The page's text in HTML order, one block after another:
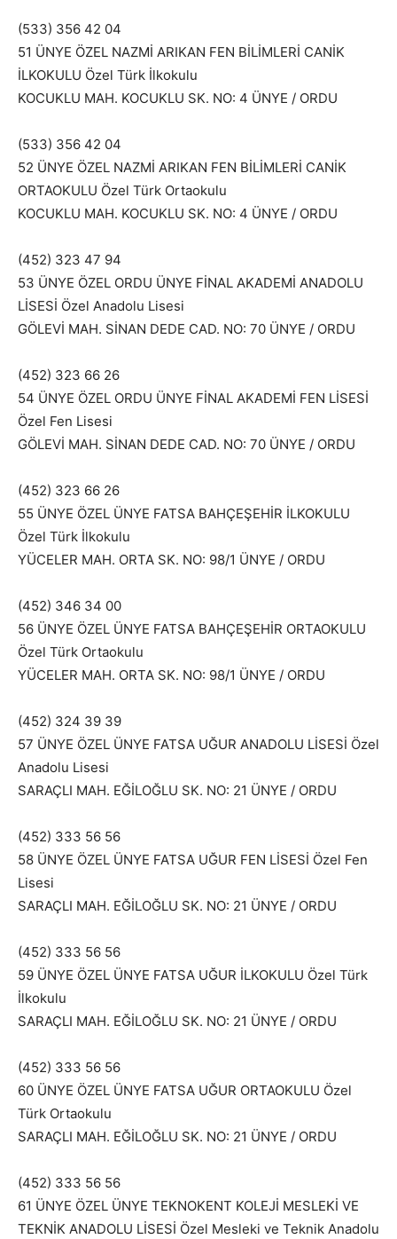
(533) 356 42 04
51 ÜNYE ÖZEL NAZMİ ARIKAN FEN BİLİMLERİ CANİK
İLKOKULU Özel Türk İlkokulu
KOCUKLU MAH. KOCUKLU SK. NO: 4 ÜNYE / ORDU
(533) 356 42 04
52 ÜNYE ÖZEL NAZMİ ARIKAN FEN BİLİMLERİ CANİK
ORTAOKULU Özel Türk Ortaokulu
KOCUKLU MAH. KOCUKLU SK. NO: 4 ÜNYE / ORDU
(452) 323 47 94
53 ÜNYE ÖZEL ORDU ÜNYE FİNAL AKADEMİ ANADOLU
LİSESİ Özel Anadolu Lisesi
GÖLEVİ MAH. SİNAN DEDE CAD. NO: 70 ÜNYE / ORDU
(452) 323 66 26
54 ÜNYE ÖZEL ORDU ÜNYE FİNAL AKADEMİ FEN LİSESİ
Özel Fen Lisesi
GÖLEVİ MAH. SİNAN DEDE CAD. NO: 70 ÜNYE / ORDU
(452) 323 66 26
55 ÜNYE ÖZEL ÜNYE FATSA BAHÇEŞEHİR İLKOKULU
Özel Türk İlkokulu
YÜCELER MAH. ORTA SK. NO: 98/1 ÜNYE / ORDU
(452) 346 34 00
56 ÜNYE ÖZEL ÜNYE FATSA BAHÇEŞEHİR ORTAOKULU
Özel Türk Ortaokulu
YÜCELER MAH. ORTA SK. NO: 98/1 ÜNYE / ORDU
(452) 324 39 39
57 ÜNYE ÖZEL ÜNYE FATSA UĞUR ANADOLU LİSESİ Özel
Anadolu Lisesi
SARAÇLI MAH. EĞİLOĞLU SK. NO: 21 ÜNYE / ORDU
(452) 333 56 56
58 ÜNYE ÖZEL ÜNYE FATSA UĞUR FEN LİSESİ Özel Fen
Lisesi
SARAÇLI MAH. EĞİLOĞLU SK. NO: 21 ÜNYE / ORDU
(452) 333 56 56
59 ÜNYE ÖZEL ÜNYE FATSA UĞUR İLKOKULU Özel Türk
İlkokulu
SARAÇLI MAH. EĞİLOĞLU SK. NO: 21 ÜNYE / ORDU
(452) 333 56 56
60 ÜNYE ÖZEL ÜNYE FATSA UĞUR ORTAOKULU Özel
Türk Ortaokulu
SARAÇLI MAH. EĞİLOĞLU SK. NO: 21 ÜNYE / ORDU
(452) 333 56 56
61 ÜNYE ÖZEL ÜNYE TEKNOKENT KOLEJİ MESLEKİ VE
TEKNİK ANADOLU LİSESİ Özel Mesleki ve Teknik Anadolu